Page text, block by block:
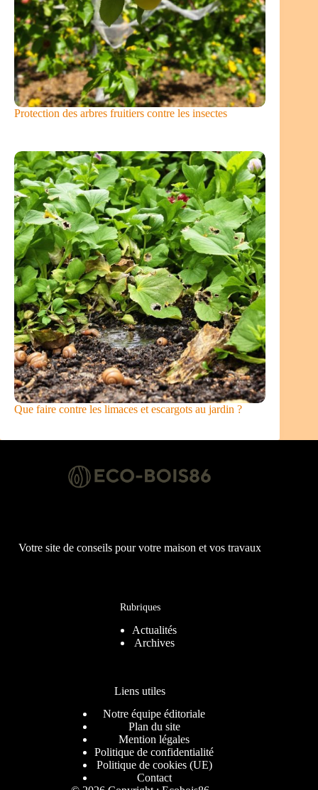
Protection des arbres fruitiers contre les insectes
Que faire contre les limaces et escargots au jardin ?
Votre site de conseils pour votre maison et vos travaux
Rubriques
Actualités
Archives
Liens utiles
Notre équipe éditoriale
Plan du site
Mention légales
Politique de confidentialité
Politique de cookies (UE)
Contact